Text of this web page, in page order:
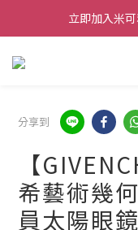
立即加入米
分享到
【
希藝術幾
員太陽眼